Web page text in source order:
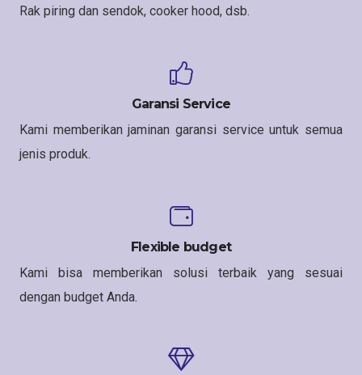
Rak piring dan sendok, cooker hood, dsb.
Garansi Service
Kami memberikan jaminan garansi service untuk semua
jenis produk.
Flexible budget
Kami bisa memberikan solusi terbaik yang sesuai
dengan budget Anda.